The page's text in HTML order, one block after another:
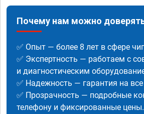
Почему нам можно
✅ Опыт — более 8 лет в сфере
✅ Экспертность — работаем с
и диагностическим
✅ Надежность — гарантия на
✅ Прозрачность — подробные
телефону и фиксированные цены.